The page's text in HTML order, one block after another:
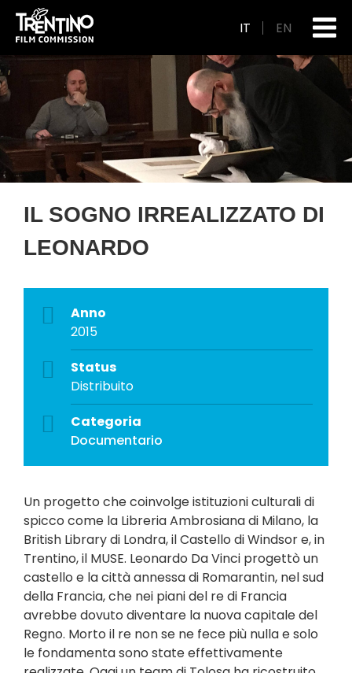
IT EN
IL SOGNO IRREALIZZATO DI
LEONARDO
Anno
2015
Status
Distribuito
Categoria
Documentario
Un progetto che coinvolge istituzioni culturali di
spicco come la Libreria Ambrosiana di Milano, la
British Library di Londra, il Castello di Windsor e, in
Trentino, il MUSE. Leonardo Da Vinci progettò un
castello e la città annessa di Romarantin, nel sud
della Francia, che nei piani del re di Francia
avrebbe dovuto diventare la nuova capitale del
Regno. Morto il re non se ne fece più nulla e solo
le fondamenta sono state effettivamente